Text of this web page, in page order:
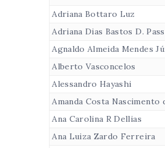
Adriana Bottaro Luz
Adriana Dias Bastos D.
Agnaldo Almeida Mendes
Alberto Vasconcelos
Alessandro Hayashi
Amanda Costa Nascimento
Ana Carolina R Dellias
Ana Luiza Zardo Ferreira